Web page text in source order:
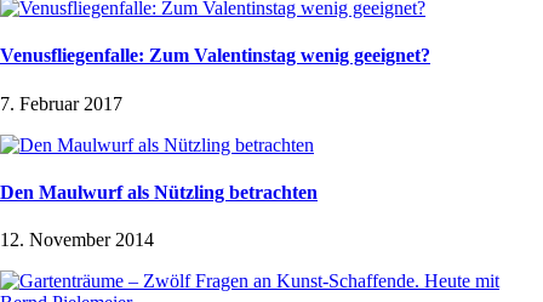
Venusfliegenfalle: Zum Valentinstag wenig geeignet?
7. Februar 2017
Den Maulwurf als Nützling betrachten
12. November 2014